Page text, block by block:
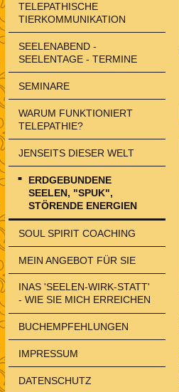
TELEPATHISCHE
TIERKOMMUNIKATION
SEELENABEND -
SEELENTAGE - TERMINE
SEMINARE
WARUM FUNKTIONIERT
TELEPATHIE?
JENSEITS DIESER WELT
ERDGEBUNDENE
SEELEN, "SPUK",
STÖRENDE ENERGIEN
SOUL SPIRIT COACHING
MEIN ANGEBOT FÜR SIE
INAS 'SEELEN-WIRK-STATT'
- WIE SIE MICH ERREICHEN
BUCHEMPFEHLUNGEN
IMPRESSUM
DATENSCHUTZ